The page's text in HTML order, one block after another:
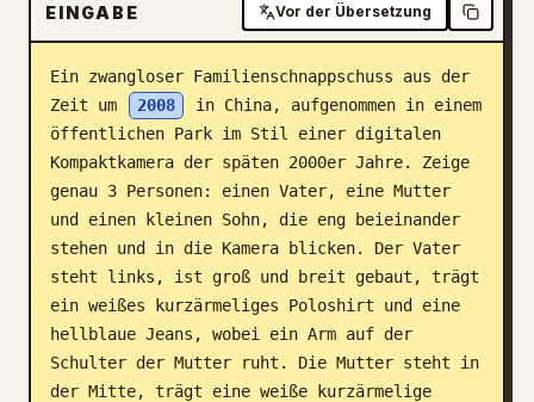
Blog
Updates
EINGABE Vor der Übersetzung
Ein zwangloser Familienschnappschuss aus der
Zeit um
2008
in China, aufgenommen in einem
öffentlichen Park im Stil einer digitalen
Kompaktkamera der späten 2000er Jahre. Zeige
genau 3 Personen: einen Vater, eine Mutter
und einen kleinen Sohn, die eng beieinander
stehen und in die Kamera blicken. Der Vater
steht links, ist groß und breit gebaut, trägt
ein weißes kurzärmeliges Poloshirt und eine
hellblaue Jeans, wobei ein Arm auf der
Schulter der Mutter ruht. Die Mutter steht in
der Mitte, trägt eine weiße kurzärmelige